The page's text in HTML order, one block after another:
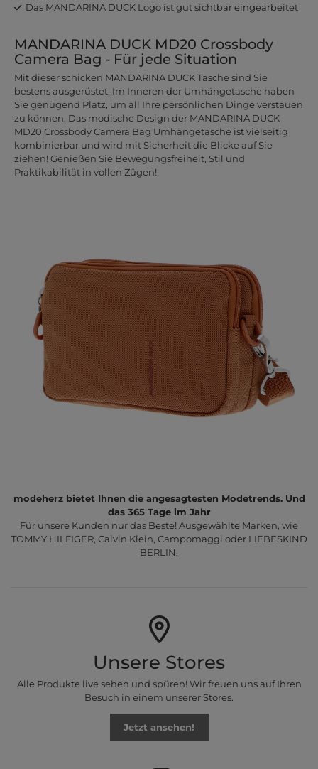
Das MANDARINA DUCK Logo ist gut sichtbar eingearbeitet
MANDARINA DUCK MD20 Crossbody
Camera Bag - Für jede Situation
Mit dieser schicken MANDARINA DUCK Tasche sind Sie
bestens ausgerüstet. Im Inneren der Umhängetasche haben
Sie genügend Platz, um all Ihre persönlichen Dinge verstauen
zu können. Das modische Design der MANDARINA DUCK
MD20 Crossbody Camera Bag Umhängetasche ist vielseitig
kombinierbar und wird mit Sicherheit die Blicke auf Sie
ziehen! Genießen Sie Bewegungsfreiheit, Stil und
Praktikabilität in vollen Zügen!
modeherz bietet Ihnen die angesagtesten Modetrends. Und
das 365 Tage im Jahr
Für unsere Kunden nur das Beste! Ausgewählte Marken, wie
TOMMY HILFIGER, Calvin Klein, Campomaggi oder LIEBESKIND
BERLIN.
Unsere Stores
Alle Produkte live sehen und spüren! Wir freuen uns auf Ihren
Besuch in einem unserer Stores.
Jetzt ansehen!